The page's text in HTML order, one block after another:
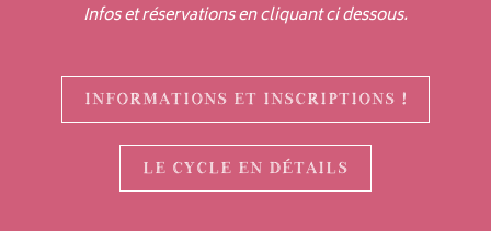
Infos et réservations en cliquant ci dessous.
INFORMATIONS ET INSCRIPTIONS !
LE CYCLE EN DÉTAILS